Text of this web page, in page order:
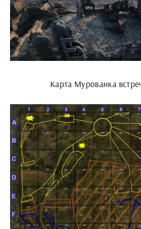
Карта Мурованка